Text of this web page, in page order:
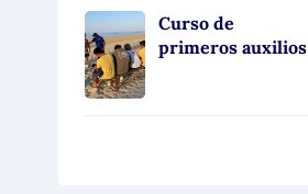
Curso de
primeros auxilios